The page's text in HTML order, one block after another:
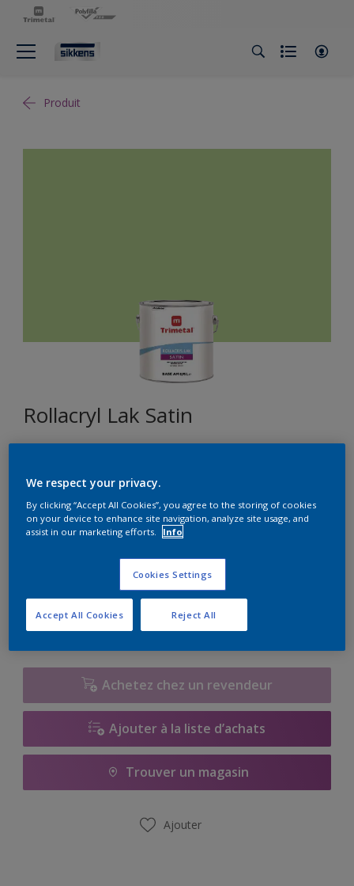
Produit
Rollacryl Lak Satin
Format
2,5L
Quantité Calculateur de peinture
Calculer
Achetez chez un revendeur
Ajouter à la liste d’achats
Trouver un magasin
Ajouter
We respect your privacy.
By clicking “Accept All Cookies”, you agree to the storing of cookies
on your device to enhance site navigation, analyze site usage, and
assist in our marketing efforts.
Info
Cookies Settings
Reject All
Accept All Cookies